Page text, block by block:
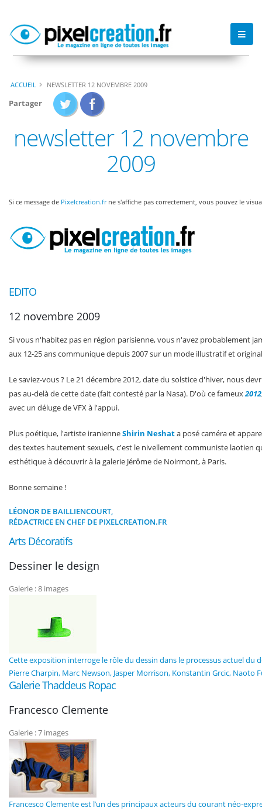
ACCUEIL NEWSLETTER 12 NOVEMBRE 2009
Partager
newsletter 12 novembre
2009
Si ce message de Pixelcreation.frne s'affiche pas correctement, vous pouvez le
EDITO
12 novembre 2009
Si vous n'habitez pas en région parisienne, vous n'avez probablement
aux 12-25 ans communique depuis 2007 sur un mode illustratif et
Le saviez-vous ? Le 21 décembre 2012, date du solstice d'hiver, nous
pas au-delà de cette date (fait contesté par la Nasa). D'où ce fameux2012
avec un déluge de VFX à l'appui.
Plus poétique, l'artiste iranienneShirin Neshata posé caméra et
des textes hautement sexuels, c'est le nivellement communiste laotien
esthétique à découvrir à la galerie Jérôme de Noirmont, à Paris.
Bonne semaine !
LÉONOR DE BAILLIENCOURT,
RÉDACTRICE EN CHEF DE PIXELCREATION.FR
Arts Décoratifs
Dessiner le design
Galerie : 8 images
Cette exposition interroge le rôle du dessin dans le processus actuel du
Pierre Charpin, Marc Newson, Jasper Morrison, Konstantin Grcic,
Galerie Thaddeus Ropac
Francesco Clemente
Galerie : 7 images
Francesco Clemente est l’un des principaux acteurs du courant néo-